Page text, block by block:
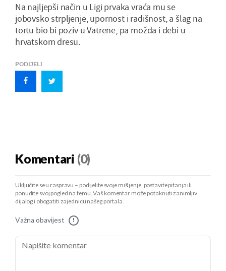
Na najljepši način u Ligi prvaka vraća mu se
jobovsko strpljenje, upornost i radišnost, a šlag na
tortu bio bi poziv u Vatrene, pa možda i debi u
hrvatskom dresu.
PODIJELI
Komentari (0)
Uključite se u raspravu – podijelite svoje mišljenje, postavite pitanja ili
ponudite svoj pogled na temu. Vaš komentar može potaknuti zanimljiv
dijalog i obogatiti zajednicu našeg portala.
Važna obavijest !